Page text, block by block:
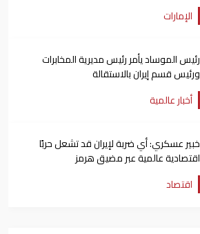
الإمارات
رئيس الموساد يأمر رئيس مديرية المخابرات
ورئيس قسم إيران بالاستقالة
أخبار عالمية
خبير عسكري: أي ضربة لإيران قد تشعل حربًا
اقتصادية عالمية عبر مضيق هرمز
اقتصاد